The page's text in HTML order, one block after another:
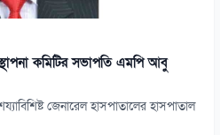
কমিটির সভাপতি এমপি আবু
জেনারেল হাসপাতালের হাসপাতাল